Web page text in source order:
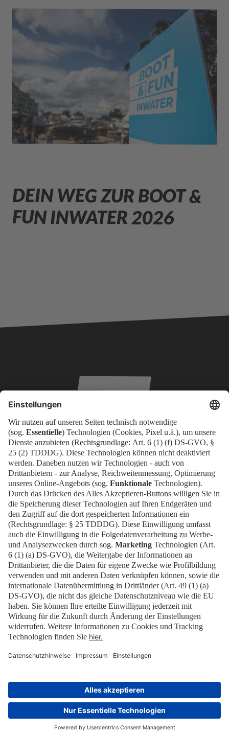
DEIN WEG ZUR BOOT &
FUN INWATER 2026
Presse
EN
KontaktDownloadsNewsletterImpressum
DatenschutzCookies
Erklärung zur Barrierefreiheit
© 2026 Messe Berlin